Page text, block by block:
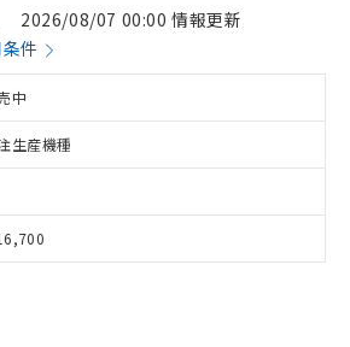
2026/08/07 00:00 情報更新
件
中
生産機種